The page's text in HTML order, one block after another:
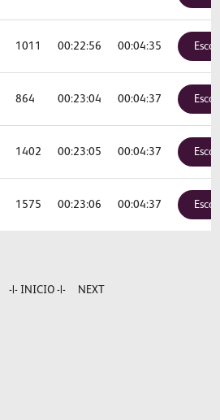
1011 00:22:56 00:04:35
864 00:23:04 00:04:37
1402 00:23:05 00:04:37
1575 00:23:06 00:04:37
-|- INICIO -|- NEXT